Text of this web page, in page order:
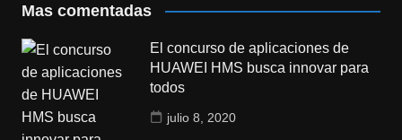
Mas comentadas
El concurso de aplicaciones de
HUAWEI HMS busca innovar para
todos
julio 8, 2020